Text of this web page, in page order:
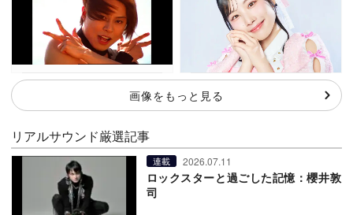
画像をもっと見る
リアルサウンド厳選記事
連載 2026.07.11
ロックスターと過ごした記憶：櫻井敦
司